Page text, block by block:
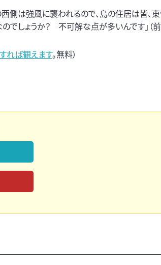
側は強風に襲われるので、島の住居は皆、
しょうか？ 不可解な点が多いんです」（前
れば観えます。無料）